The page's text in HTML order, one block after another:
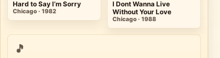
Hard to Say I’m Sorry
Chicago · 1982
I Dont Wanna Live
Without Your Love
Chicago · 1988
🎵